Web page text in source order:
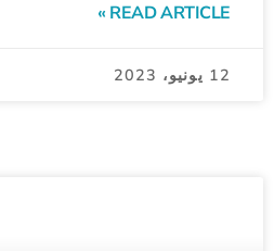
READ ARTICLE »
12 يونيو، 2023